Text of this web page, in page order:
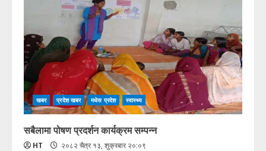
खबर प्रदेश खबर मधेस प्रदेश स्वास्थ्य
सबैलामा पोषण प्रदर्शन कार्यक्रम सम्पन्न
HT २०८२ चैत्र १३, शुक्रबार २०:०९